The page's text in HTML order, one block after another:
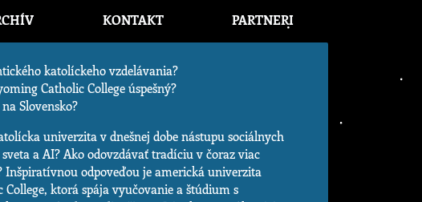
KONTAKT PARTNERI
katolíckeho vzdelávania?
Catholic College úspešný?
Slovensko?
univerzita v dnešnej dobe nástupu sociálnych
a AI? Ako odovzdávať tradíciu v čoraz viac
Inšpiratívnou odpoveďou je americká univerzita
ktorá spája vyučovanie a štúdium s